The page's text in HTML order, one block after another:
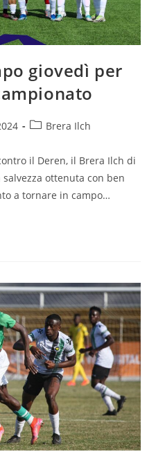
giovedì per
Brera Ilch
il Deren, il Brera Ilch di
ottenuta con ben
a tornare in campo…